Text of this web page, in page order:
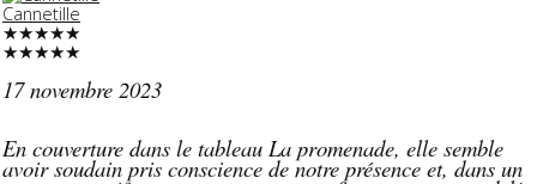
Cannetille
★★★★★
★★★★★
17 novembre 2023
En couverture dans le tableau La promenade, elle semble
avoir soudain pris conscience de notre présence et, dans un